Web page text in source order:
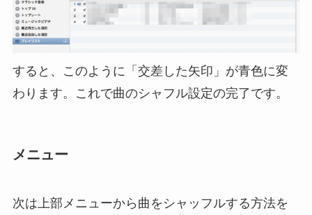
すると、このように「交差した矢印」が青色に変
わります。これで曲のシャフル設定の完了です。
メニュー
次は上部メニューから曲をシャッフルする方法を